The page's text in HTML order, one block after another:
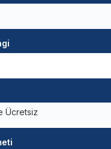
Ücretsiz